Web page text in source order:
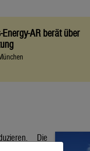
Energy-AR berät über
Die